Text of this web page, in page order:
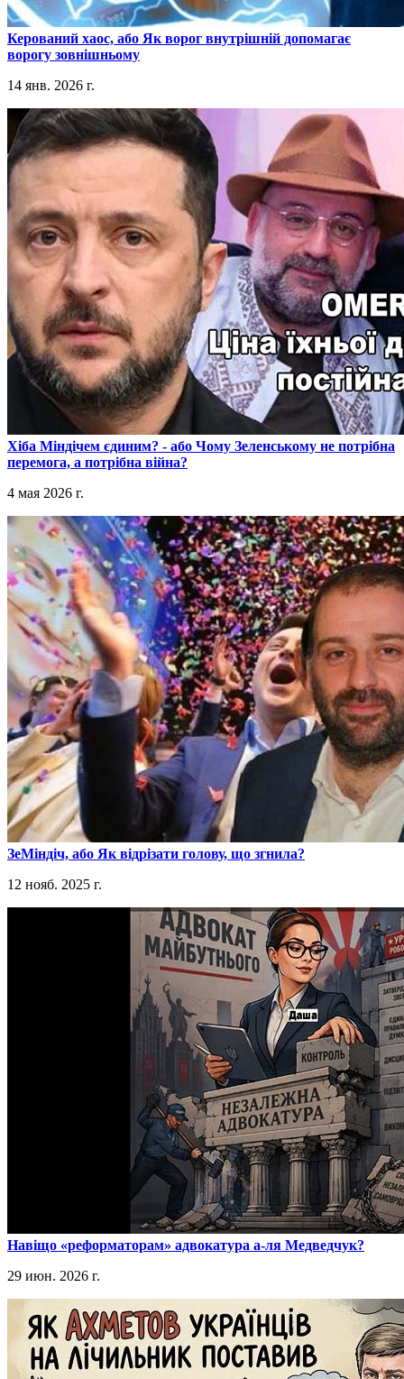
​Керований хаос, або Як ворог внутрішній допомагає
ворогу зовнішньому
14 янв. 2026 г.
​Хіба Міндічем єдиним? - або Чому Зеленському не потрібна
перемога, а потрібна війна?
4 мая 2026 г.
​ЗеМіндіч, або Як відрізати голову, що згнила?
12 нояб. 2025 г.
​Навіщо «реформаторам» адвокатура а-ля Медведчук?
29 июн. 2026 г.